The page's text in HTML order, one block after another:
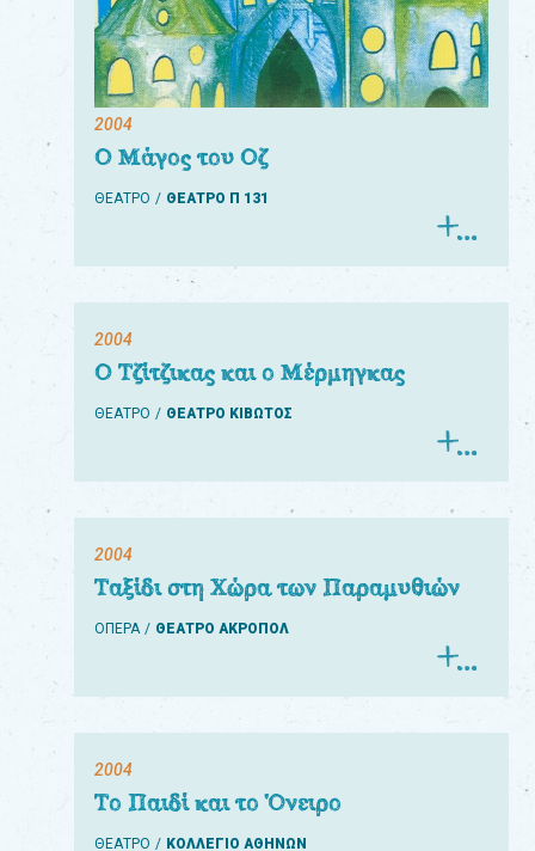
2004
Ο Μάγος του Οζ
ΘΕΑΤΡΟ ΘΕΑΤΡΟ Π 131
2004
Ο Τζίτζικας και ο Μέρμηγκας
ΘΕΑΤΡΟ ΘΕΑΤΡΟ ΚΙΒΩΤΟΣ
2004
Ταξίδι στη Χώρα των Παραμυθιών
ΟΠΕΡΑ ΘΕΑΤΡΟ ΑΚΡΟΠΟΛ
2004
Το Παιδί και το Όνειρο
ΘΕΑΤΡΟ ΚΟΛΛΕΓΙΟ ΑΘΗΝΩΝ
εκπαιδευτικούς
συλλόγους
παραγωγούς
συνεργάτες